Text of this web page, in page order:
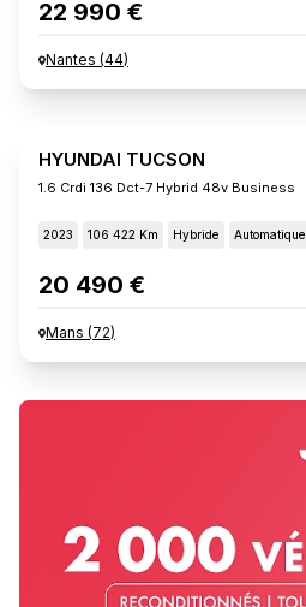
22 990 €
Nantes (44)
HYUNDAI TUCSON
1.6 Crdi 136 Dct-7 Hybrid 48v Business
2023 106 422 Km Hybride Automatique
20 490 €
Mans (72)